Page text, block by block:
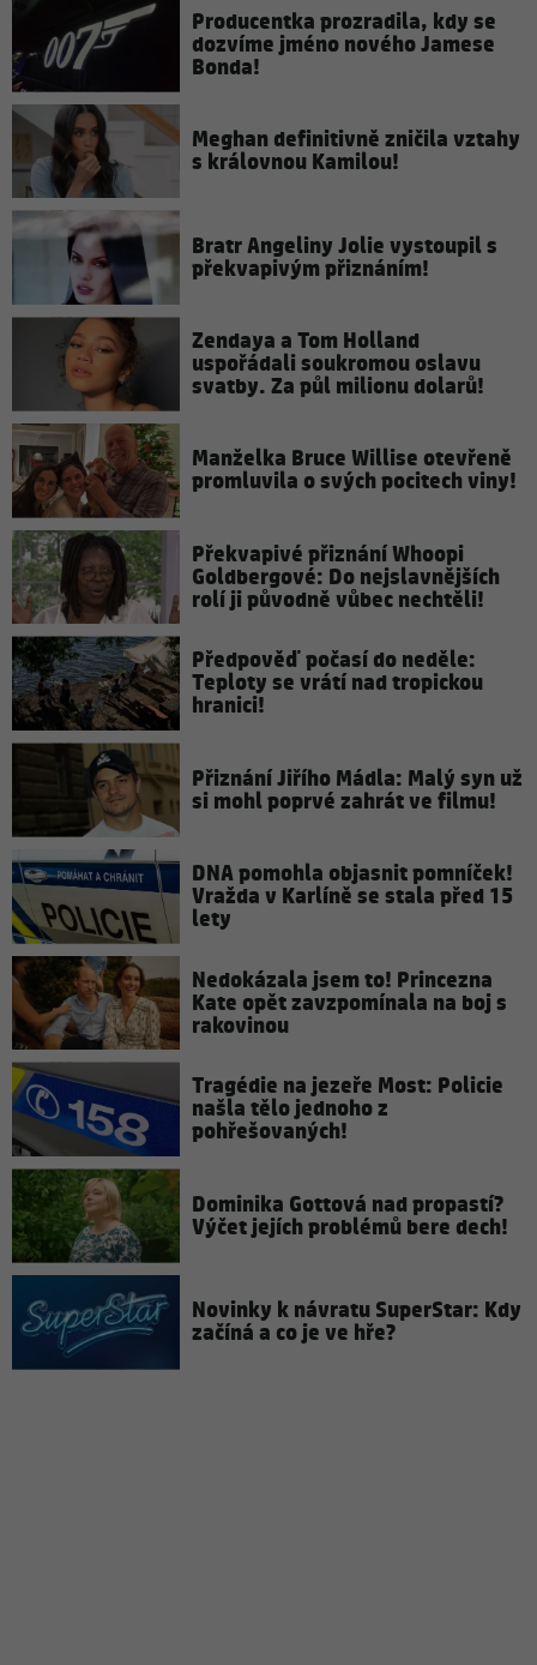
Producentka prozradila, kdy se
dozvíme jméno nového Jamese
Bonda!
Meghan definitivně zničila vztahy
s královnou Kamilou!
Bratr Angeliny Jolie vystoupil s
překvapivým přiznáním!
Zendaya a Tom Holland
uspořádali soukromou oslavu
svatby. Za půl milionu dolarů!
Manželka Bruce Willise otevřeně
promluvila o svých pocitech viny!
Překvapivé přiznání Whoopi
Goldbergové: Do nejslavnějších
rolí ji původně vůbec nechtěli!
Předpověď počasí do neděle:
Teploty se vrátí nad tropickou
hranici!
Přiznání Jiřího Mádla: Malý syn už
si mohl poprvé zahrát ve filmu!
DNA pomohla objasnit pomníček!
Vražda v Karlíně se stala před 15
lety
Nedokázala jsem to! Princezna
Kate opět zavzpomínala na boj s
rakovinou
Tragédie na jezeře Most: Policie
našla tělo jednoho z
pohřešovaných!
Dominika Gottová nad propastí?
Výčet jejích problémů bere dech!
Novinky k návratu SuperStar: Kdy
začíná a co je ve hře?